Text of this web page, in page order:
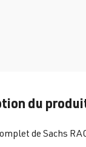
du
de Sachs